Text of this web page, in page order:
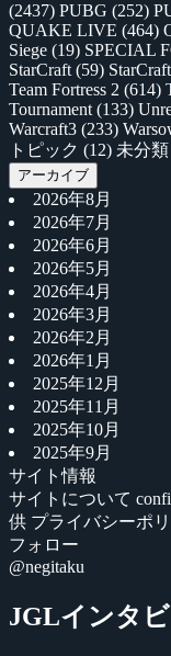
(2437) PUBG (252)
QUAKE LIVE (464)
Siege (19) SPECIAL
StarCraft (59)
Team Fortress 2 (614)
Tournament (133)
Warcraft3 (233)
トピック (12) 未分類
アーカイブ
2026年8月
2026年7月
2026年6月
2026年5月
2026年4月
2026年3月
2026年2月
2026年1月
2025年12月
2025年11月
2025年10月
2025年9月
サイト情報
サイトについて
供 プライバシーポ
フォロー
@negitaku
JGLインタ